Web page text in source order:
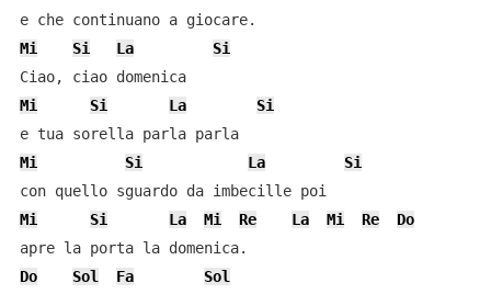
Mi
Si La
Si
Ciao, ciao domenica
Mi
Si La
Si
e tua sorella parla parla
Mi
Si La
Si
Mi
Si La Mi Re La Mi Re
Do
Do
Sol Fa
Sol